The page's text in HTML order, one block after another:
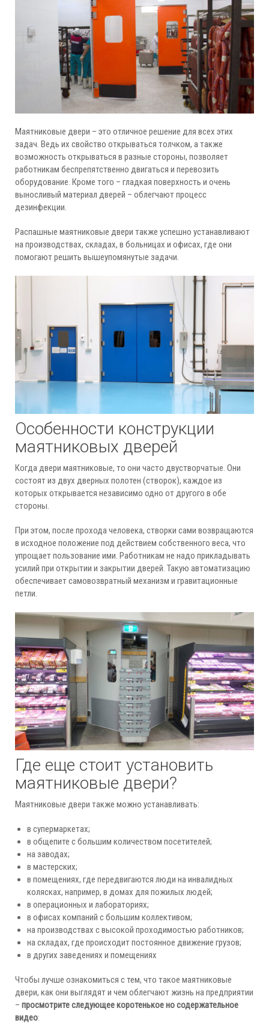
Маятниковые двери – это отличное решение для всех этих
задач. Ведь их свойство открываться толчком, а также
возможность открываться в разные стороны, позволяет
работникам беспрепятственно двигаться и перевозить
оборудование. Кроме того – гладкая поверхность и очень
выносливый материал дверей – облегчают процесс
дезинфекции.
Распашные маятниковые двери также успешно устанавливают
на производствах, складах, в больницах и офисах, где они
помогают решить вышеупомянутые задачи.
Особенности конструкции
маятниковых дверей
Когда двери маятниковые, то они часто двустворчатые. Они
состоят из двух дверных полотен (створок), каждое из
которых открывается независимо одно от другого в обе
стороны.
При этом, после прохода человека, створки сами возвращаются
в исходное положение под действием собственного веса, что
упрощает пользование ими. Работникам не надо прикладывать
усилий при открытии и закрытии дверей. Такую автоматизацию
обеспечивает самовозвратный механизм и гравитационные
петли.
Где еще стоит установить
маятниковые двери?
Маятниковые двери также можно устанавливать:
в супермаркетах;
в общепите с большим количеством посетителей;
на заводах;
в мастерских;
в помещениях, где передвигаются люди на инвалидных
колясках, например, в домах для пожилых людей;
в операционных и лабораториях;
в офисах компаний с большим коллективом;
на производствах с высокой проходимостью работников;
на складах, где происходит постоянное движение грузов;
в других заведениях и помещениях
Чтобы лучше ознакомиться с тем, что такое маятниковые
двери, как они выглядят и чем облегчают жизнь на предприятии
– просмотрите следующее коротенькое но содержательное
видео: